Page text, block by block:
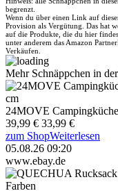
begrenzt.
Wenn du über einen Link auf
Provision als Vergütung. Das hat
auf die Produkte, die du hier
unter anderem das Amazon
Verkäufen.
Mehr Schnäppchen in
24MOVE
39,99 € 33,99 €
zum ShopWeiterlesen
05.08.26 09:20
www.ebay.de